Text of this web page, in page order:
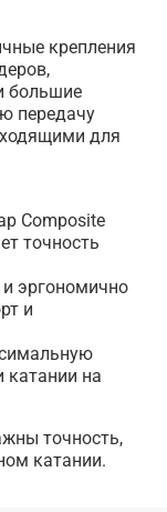
крепления
большие
передачу
для
Composite
точность
и эргономично
и
катании на
точность,
катании.